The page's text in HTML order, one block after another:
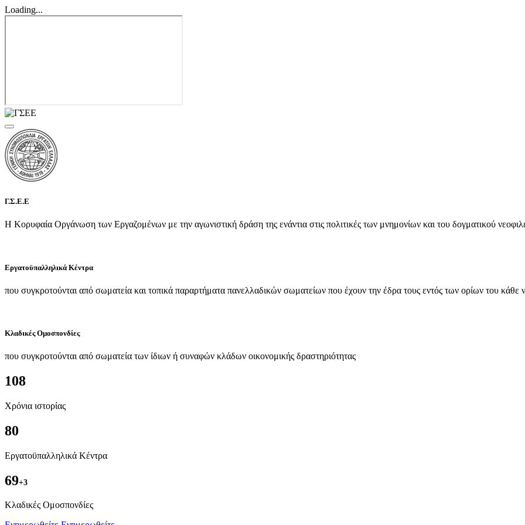
Loading...
Γ.Σ.Ε.Ε
Η Κορυφαία Οργάνωση των Εργαζομένων με την αγωνιστική δράση της ενάντια στις πολιτικές των μνημονίων και του δογματικού
Εργατοϋπαλληλικά Κέντρα
που συγκροτούνται από σωματεία και τοπικά παραρτήματα πανελλαδικών σωματείων που έχουν την έδρα τους εντός των ορίων του κάθε
Κλαδικές Ομοσπονδίες
που συγκροτούνται από σωματεία των ίδιων ή συναφών κλάδων οικονομικής δραστηριότητας
108
Χρόνια ιστορίας
80
Εργατοϋπαλληλικά Κέντρα
69+3
Kλαδικές Ομοσπονδίες